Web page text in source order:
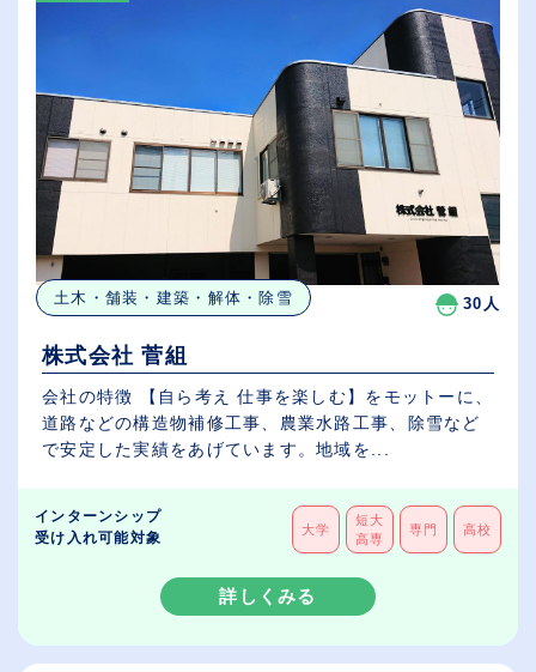
土木・舗装・建築・解体・除雪 30人
株式会社 菅組
会社の特徴 【自ら考え 仕事を楽しむ】をモットーに、
道路などの構造物補修工事、農業水路工事、除雪など
で安定した実績をあげています。地域を...
インターンシップ
受け入れ可能対象
大学
短大
高専
専門 高校
詳しくみる